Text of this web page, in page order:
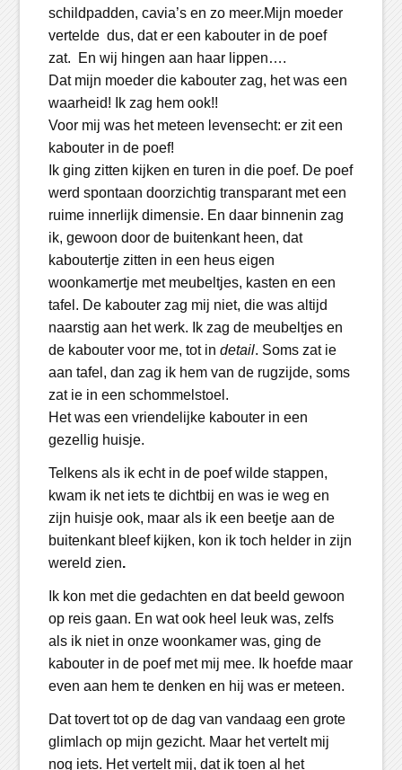
schildpadden, cavia’s en zo meer.Mijn moeder
vertelde dus, dat er een kabouter in de poef
zat. En wij hingen aan haar lippen….
Dat mijn moeder die kabouter zag, het was een
waarheid! Ik zag hem ook!!
Voor mij was het meteen levensecht: er zit een
kabouter in de poef!
Ik ging zitten kijken en turen in die poef. De poef
werd spontaan doorzichtig transparant met een
ruime innerlijk dimensie. En daar binnenin zag
ik, gewoon door de buitenkant heen, dat
kaboutertje zitten in een heus eigen
woonkamertje met meubeltjes, kasten en een
tafel. De kabouter zag mij niet, die was altijd
naarstig aan het werk. Ik zag de meubeltjes en
de kabouter voor me, tot in detail. Soms zat ie
aan tafel, dan zag ik hem van de rugzijde, soms
zat ie in een schommelstoel.
Het was een vriendelijke kabouter in een
gezellig huisje.
Telkens als ik echt in de poef wilde stappen,
kwam ik net iets te dichtbij en was ie weg en
zijn huisje ook, maar als ik een beetje aan de
buitenkant bleef kijken, kon ik toch helder in zijn
wereld zien.
Ik kon met die gedachten en dat beeld gewoon
op reis gaan. En wat ook heel leuk was, zelfs
als ik niet in onze woonkamer was, ging de
kabouter in de poef met mij mee. Ik hoefde maar
even aan hem te denken en hij was er meteen.
Dat tovert tot op de dag van vandaag een grote
glimlach op mijn gezicht. Maar het vertelt mij
nog iets. Het vertelt mij, dat ik toen al het